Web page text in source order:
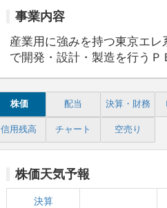
事業内容
産業用に強みを持つ東京エ
で開発・設計・製造を行うＰ
株価 配当 決算・財務
信用残高 チャート 空売り
株価天気予報
決算